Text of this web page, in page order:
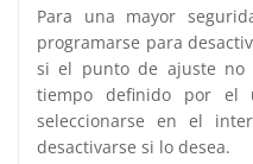
Para una mayor
programarse para
si el punto de ajuste no
tiempo definido por el
seleccionarse en el
desactivarse si lo desea.